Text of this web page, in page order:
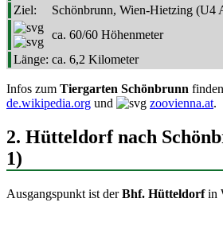
Ziel:
Schönbrunn, Wien-Hietzing (U4
ca. 60/60 Höhenmeter
Länge: ca. 6,2 Kilometer
Infos zum Tiergarten Schönbrunn
de.wikipedia.org und zoovienna.at.
2. Hütteldorf nach
1)
Ausgangspunkt ist derBhf. Hütteldorfin